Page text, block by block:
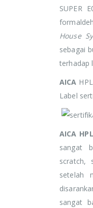
SUPER
House
sebagai
terhadap
AICA
Label
AICA
sangat
scratch,
setelah
sangat